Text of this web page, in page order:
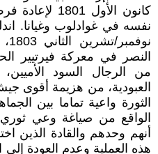
كانون الأول
النصر في معركة فيرتيير
من الرجال السود
العبودية، من هزيمة أقوى
الثورة واعية تماما بين
الواقع من صياغة وعي
أنهم وحدهم والقادة الذين
هذه العملية وعدم العودة إلى